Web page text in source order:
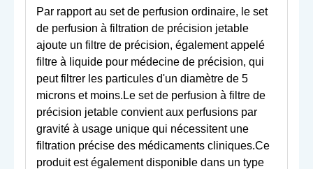
Par rapport au set de perfusion ordinaire, le set
de perfusion à filtration de précision jetable
ajoute un filtre de précision, également appelé
filtre à liquide pour médecine de précision, qui
peut filtrer les particules d'un diamètre de 5
microns et moins.Le set de perfusion à filtre de
précision jetable convient aux perfusions par
gravité à usage unique qui nécessitent une
filtration précise des médicaments cliniques.Ce
produit est également disponible dans un type